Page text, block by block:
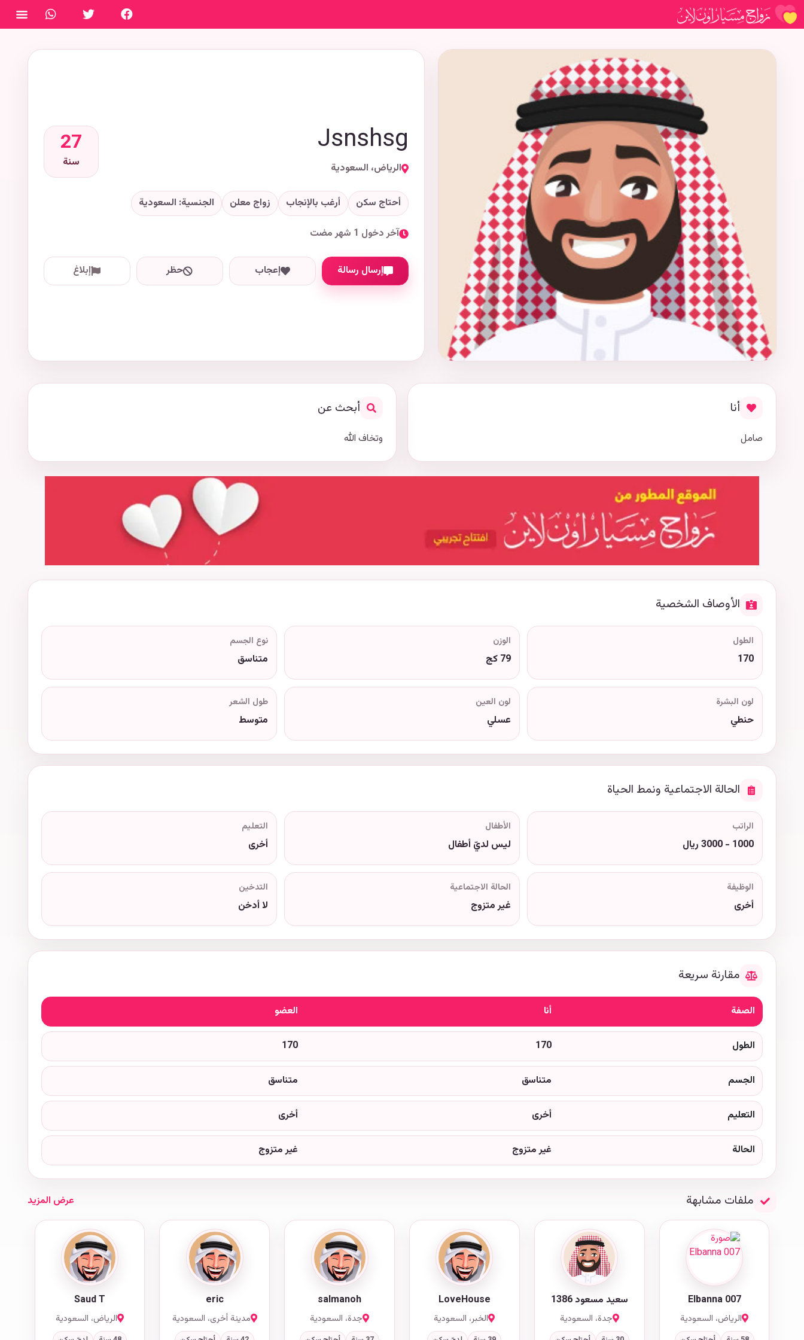
فتح
Jsnshsg
الرياض، السعودية
27
سنة
أحتاج سكن أرغب بالإنجاب زواج معلن الجنسية: السعودية
آخر دخول 1 شهر مضت
إرسال رسالة إعجاب حظر إبلاغ
أنا
صامل
أبحث عن
وتخاف الله
الأوصاف الشخصية
الطول
170
الوزن
79 كج
نوع الجسم
متناسق
لون البشرة
حنطي
لون العين
عسلي
طول الشعر
متوسط
الحالة الاجتماعية ونمط الحياة
الراتب
1000 - 3000 ريال
الأطفال
ليس لديّ أطفال
التعليم
أخرى
الوظيفة
أخرى
الحالة الاجتماعية
غير متزوج
التدخين
لا أدخن
مقارنة سريعة
الصفة أنا العضو
الطول 170
170
الجسم متناسق متناسق
التعليم أخرى أخرى
الحالة غير متزوج غير متزوج
ملفات مشابهة عرض المزيد
Elbanna 007
الرياض، السعودية
سعيد مسعود 1386
جدة، السعودية
LoveHouse
الخبر، السعودية
salmanoh
جدة، السعودية
eric
مدينة أخرى، السعودية
Saud T
الرياض، السعودية